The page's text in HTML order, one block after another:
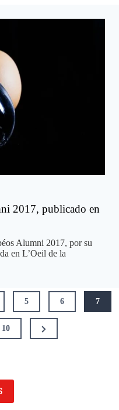
2017, publicado en
Alumni 2017, por su
en L’Oeil de la
5 6 7
10
Next
Page